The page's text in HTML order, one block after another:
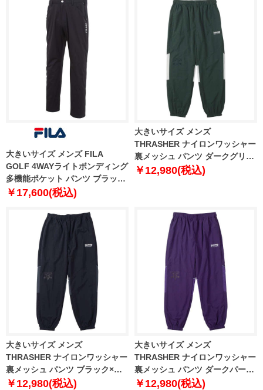
大きいサイズ メンズ FILA
GOLF 4WAYライトボンディング
多機能ポケット パンツ ブラック
1274-4350-2 100 105 110 115
￥17,600(税込)
大きいサイズ メンズ
THRASHER ナイロンワッシャー
裏メッシュ パンツ ダークグリー
ン×ホワイト 1274-4375-1 3L 4L
￥12,980(税込)
大きいサイズ メンズ
THRASHER ナイロンワッシャー
裏メッシュ パンツ ブラック×チ
ャコール 1274-4375-2 3L 4L 5L
￥12,980(税込)
大きいサイズ メンズ
THRASHER ナイロンワッシャー
裏メッシュ パンツ ダークパープ
ル×パープル 1274-4375-3 3L 4L
￥12,980(税込)